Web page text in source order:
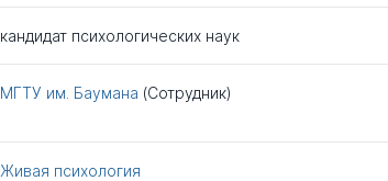
кандидат психологических наук
МГТУ им. Баумана (Сотрудник)
Живая психология